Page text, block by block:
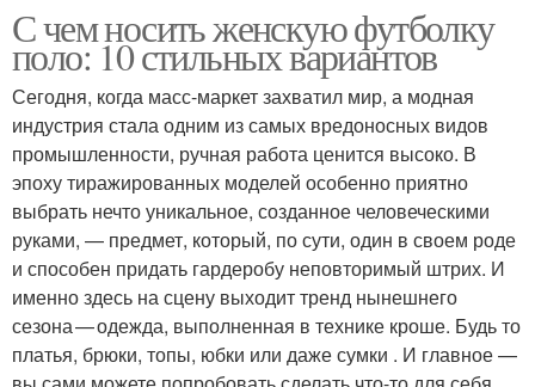
С чем носить женскую футболку
поло: 10 стильных вариантов
Сегодня, когда масс-маркет захватил мир, а модная
индустрия стала одним из самых вредоносных видов
промышленности, ручная работа ценится высоко. В
эпоху тиражированных моделей особенно приятно
выбрать нечто уникальное, созданное человеческими
руками, — предмет, который, по сути, один в своем роде
и способен придать гардеробу неповторимый штрих. И
именно здесь на сцену выходит тренд нынешнего
сезона — одежда, выполненная в технике кроше. Будь то
платья, брюки, топы, юбки или даже сумки . И главное —